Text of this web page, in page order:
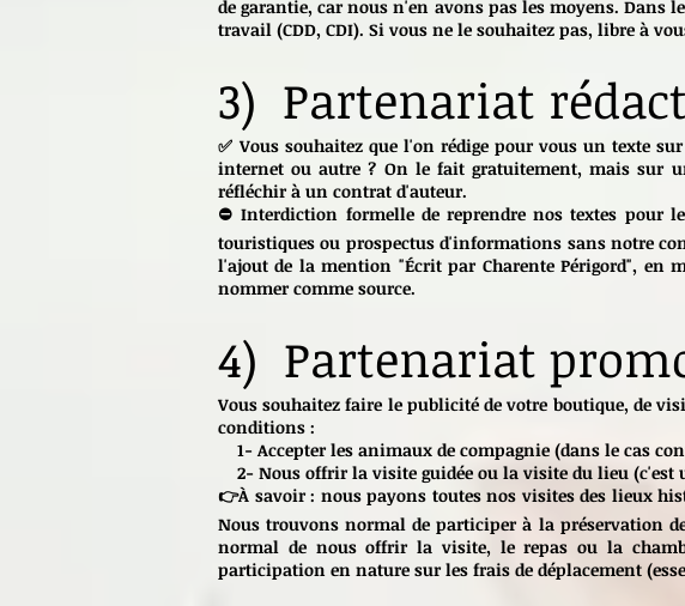
de garantie, car nous n'en avons pas les moyens.
travail (CDD, CDI). Si vous ne le souhaitez pas, libre à
3) Partenariat
✅ Vous souhaitez que l'on rédige pour vous un texte
internet ou autre ? On le fait gratuitement, mais sur
réfléchir à un contrat d'auteur.
⛔ Interdiction formelle de reprendre nos textes pour
touristiques ou prospectus d'informations sans notre
l'ajout de la mention "Écrit par Charente Périgord", en
nommer comme source.
4) Partenariat
Vous souhaitez faire le publicité de votre boutique, de
conditions :
1- Accepter les animaux de compagnie (dans le cas
2- Nous offrir la visite guidée ou la visite du lieu
👉À savoir : nous payons toutes nos visites des lieux
Nous trouvons normal de participer à la préservation
normal de nous offrir la visite, le repas ou la
participation en nature sur les frais de déplacement